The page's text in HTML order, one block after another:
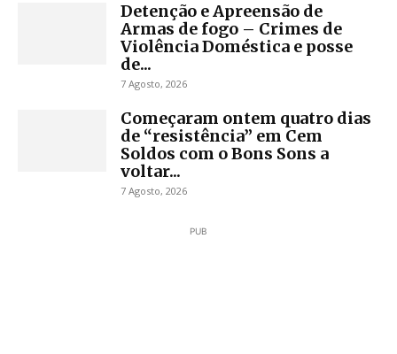
Detenção e Apreensão de
Armas de fogo – Crimes de
Violência Doméstica e posse
de...
7 Agosto, 2026
Começaram ontem quatro dias
de “resistência” em Cem
Soldos com o Bons Sons a
voltar...
7 Agosto, 2026
PUB